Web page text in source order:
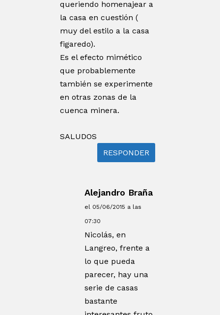
queriendo homenajear a
la casa en cuestión (
muy del estilo a la casa
figaredo).
Es el efecto mimético
que probablemente
también se experimente
en otras zonas de la
cuenca minera.
SALUDOS
RESPONDER
Alejandro Braña
el 05/06/2015 a las
07:30
Nicolás, en
Langreo, frente a
lo que pueda
parecer, hay una
serie de casas
bastante